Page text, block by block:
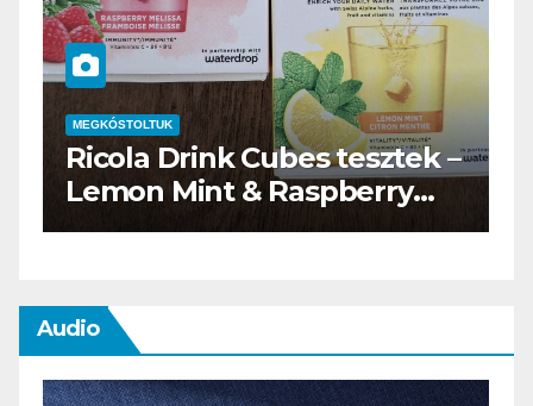
Cubes tesztek –
& Raspberry
MEGKÓSTOLTUK
Waterdrop
teszt
Audio